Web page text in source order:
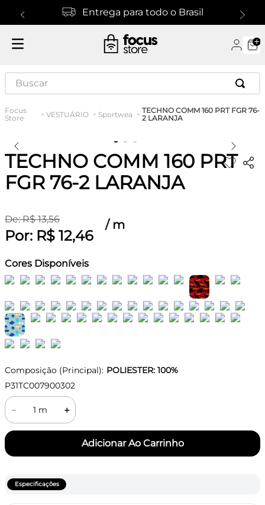
Entrega para todo o Brasil
Buscar
VESTUÁRIO Sportwea
TECHNO COMM 160 PRT FGR 76-
2 LARANJA
TECHNO COMM 160 PRT
FGR 76-2 LARANJA
De:R$ 13,56
Por: R$ 12,46
/ m
Cores Disponíveis
Composição (Principal): POLIESTER: 100%
P31TC007900302
＋
－
Especificações